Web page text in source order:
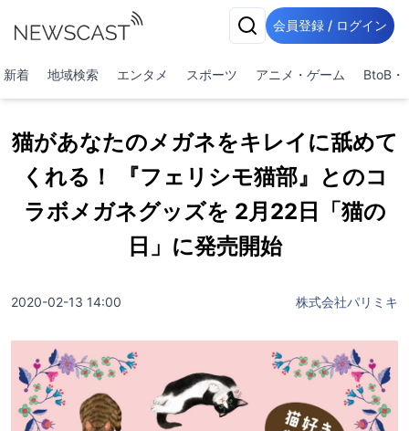
会員登録 / ログイン
新着 地域検索 エンタメ スポーツ アニメ・ゲーム BtoB・
猫があなたのメガネをキレイに舐めて
くれる！ 『フェリシモ猫部』とのコ
ラボメガネグッズを 2月22日「猫の
日」に発売開始
2020-02-13 14:00 株式会社パリミキ